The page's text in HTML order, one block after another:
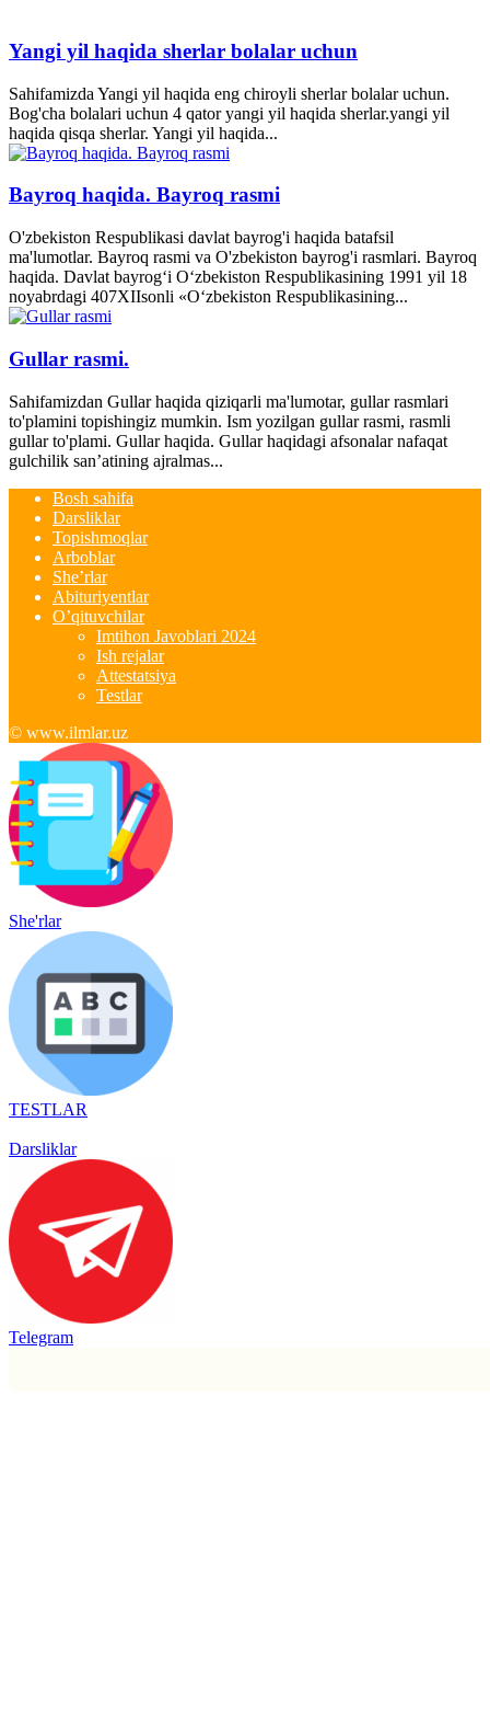
Yangi yil haqida sherlar bolalar uchun
Sahifamizda Yangi yil haqida eng chiroyli sherlar bolalar uchun.
Bog'cha bolalari uchun 4 qator yangi yil haqida sherlar.yangi yil
haqida qisqa sherlar. Yangi yil haqida...
Bayroq haqida. Bayroq rasmi
O'zbekiston Respublikasi davlat bayrog'i haqida batafsil
ma'lumotlar. Bayroq rasmi va O'zbekiston bayrog'i rasmlari. Bayroq
haqida. Davlat bayrog‘i O‘zbekiston Respublikasining 1991 yil 18
noyabrdagi 407­XII­sonli «O‘zbekiston Respublikasining...
Gullar rasmi.
Sahifamizdan Gullar haqida qiziqarli ma'lumotar, gullar rasmlari
to'plamini topishingiz mumkin. Ism yozilgan gullar rasmi, rasmli
gullar to'plami. Gullar haqida. Gullar haqidagi afsonalar nafaqat
gulchilik san’atining ajralmas...
Bosh sahifa
Darsliklar
Topishmoqlar
Arboblar
She’rlar
Abituriyentlar
O’qituvchilar
Imtihon Javoblari 2024
Ish rejalar
Attestatsiya
Testlar
© www.ilmlar.uz
She'rlar
TESTLAR
Darsliklar
Telegram